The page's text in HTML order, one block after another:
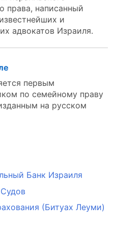
права, написанный
и
адвокатов Израиля.
первым
по семейному праву
на русском
Банк Израиля
(Битуах Леуми)